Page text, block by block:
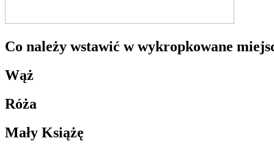
Co należy wstawić w wykropkowane
Wąż
Róża
Mały Książę